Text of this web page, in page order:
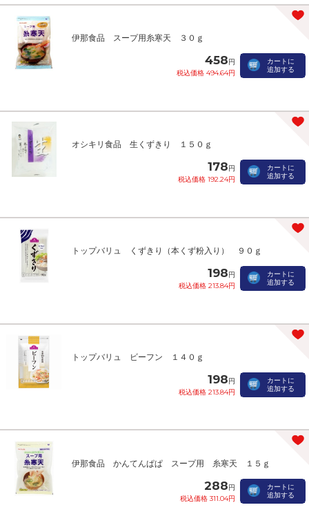
伊那食品 スープ用糸寒天 ３０ｇ
458円
税込価格 494.64円
カートに
追加する
オシキリ食品 生くずきり １５０ｇ
178円
税込価格 192.24円
カートに
追加する
トップバリュ くずきり（本くず粉入り） ９０ｇ
198円
税込価格 213.84円
カートに
追加する
トップバリュ ビーフン １４０ｇ
198円
税込価格 213.84円
カートに
追加する
伊那食品 かんてんぱぱ スープ用 糸寒天 １５ｇ
288円
税込価格 311.04円
カートに
追加する